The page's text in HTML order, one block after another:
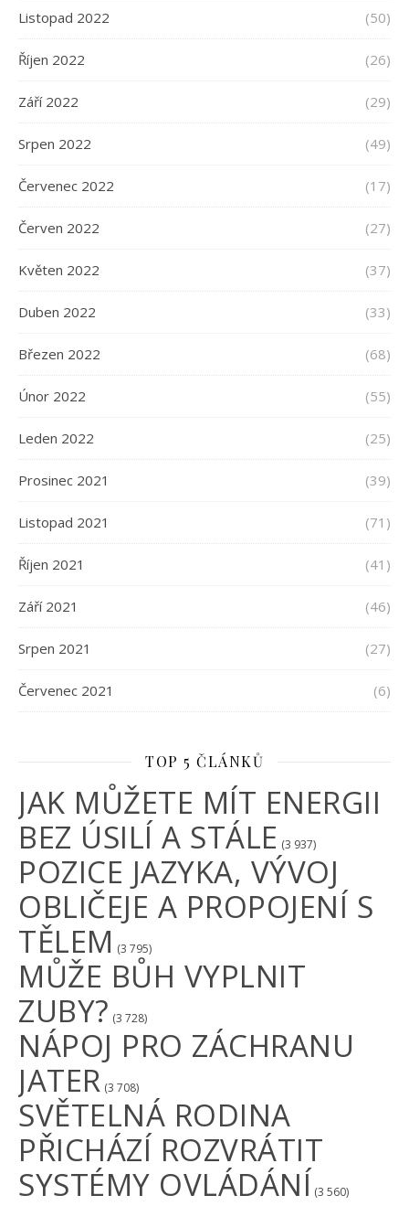
Listopad 2022 (50)
Říjen 2022 (26)
Září 2022 (29)
Srpen 2022 (49)
Červenec 2022 (17)
Červen 2022 (27)
Květen 2022 (37)
Duben 2022 (33)
Březen 2022 (68)
Únor 2022 (55)
Leden 2022 (25)
Prosinec 2021 (39)
Listopad 2021 (71)
Říjen 2021 (41)
Září 2021 (46)
Srpen 2021 (27)
Červenec 2021 (6)
TOP 5 ČLÁNKŮ
JAK MŮŽETE MÍT ENERGII
BEZ ÚSILÍ A STÁLE (3 937)
POZICE JAZYKA, VÝVOJ
OBLIČEJE A PROPOJENÍ S
TĚLEM (3 795)
MŮŽE BŮH VYPLNIT
ZUBY? (3 728)
NÁPOJ PRO ZÁCHRANU
JATER (3 708)
SVĚTELNÁ RODINA
PŘICHÁZÍ ROZVRÁTIT
SYSTÉMY OVLÁDÁNÍ (3 560)